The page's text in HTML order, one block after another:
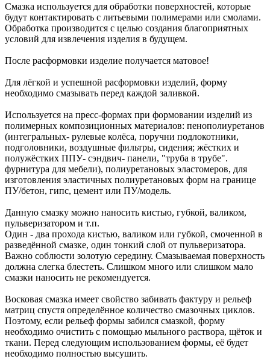
Смазка используется для обработки поверхностей, которые
будут контактировать с литьевыми полимерами или смолами.
Обработка производится с целью создания благоприятных
условий для извлечения изделия в будущем.
После расформовки изделие получается матовое!
Для лёгкой и успешной расформовки изделий, форму
необходимо смазывать перед каждой заливкой.
Используется на пресс-формах при формовании изделий из
полимерных композиционных материалов: пенополиуретанов
(интегральных- рулевые колёса, поручни подлокотники,
подголовники, воздушные фильтры, сидения; жёстких и
полужёстких ППУ- сэндвич- панели, "труба в трубе".
фурнитура для мебели), полиуретановых эластомеров, для
изготовления эластичных полиуретановых форм на границе
ПУ/бетон, гипс, цемент или ПУ/модель.
Данную смазку можно наносить кистью, губкой, валиком,
пульверизатором и т.п.
Один - два прохода кистью, валиком или губкой, смоченной в
разведённой смазке, один тонкий слой от пульверизатора.
Важно соблюсти золотую середину. Смазываемая поверхность
должна слегка блестеть. Слишком много или слишком мало
смазки наносить не рекомендуется.
Восковая смазка имеет свойство забивать фактуру и рельеф
матриц спустя определённое количество смазочных циклов.
Поэтому, если рельеф формы забился смазкой, форму
необходимо очистить с помощью мыльного раствора, щёток и
ткани. Перед следующим использованием формы, её будет
необходимо полностью высушить.